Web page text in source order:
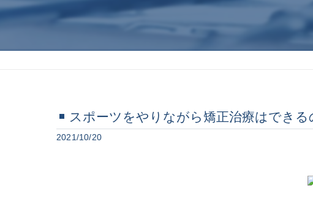
スポーツをやりながら矯正治療はできる
2021/10/20